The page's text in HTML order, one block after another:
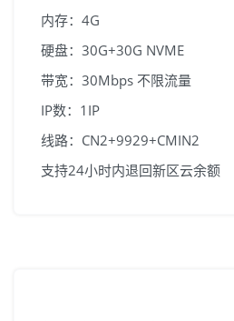
内存：4G
硬盘：30G+30G NVME
带宽：30Mbps 不限流量
IP数：1IP
线路：CN2+9929+CMIN2
支持24小时内退回新区云余额